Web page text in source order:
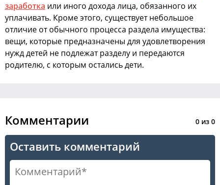
заработка или иного дохода лица, обязанного их
уплачивать. Кроме этого, существует небольшое
отличие от обычного процесса раздела имущества:
вещи, которые предназначены для удовлетворения
нужд детей не подлежат разделу и передаются
родителю, с которым остались дети.
Комментарии 0 из 0
Оставить комментарий